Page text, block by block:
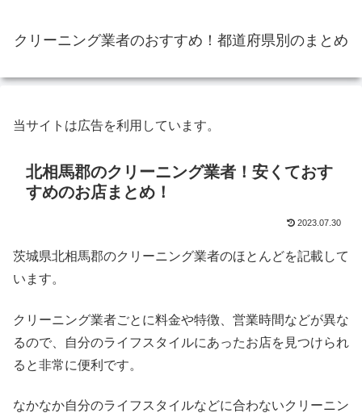
クリーニング業者のおすすめ！都道府県別のまとめ
当サイトは広告を利用しています。
北相馬郡のクリーニング業者！安くておす
すめのお店まとめ！
2023.07.30
茨城県北相馬郡のクリーニング業者のほとんどを記載して
います。
クリーニング業者ごとに料金や特徴、営業時間などが異な
るので、自分のライフスタイルにあったお店を見つけられ
ると非常に便利です。
なかなか自分のライフスタイルなどに合わないクリーニン